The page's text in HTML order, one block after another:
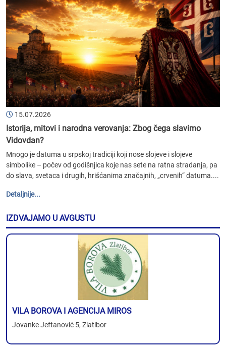
15.07.2026
Istorija, mitovi i narodna verovanja: Zbog čega slavimo
Vidovdan?
Mnogo je datuma u srpskoj tradiciji koji nose slojeve i slojeve
simbolike – počev od godišnjica koje nas sete na ratna stradanja, pa
do slava, svetaca i drugih, hrišćanima značajnih, „crvenih“ datuma....
Detaljnije...
IZDVAJAMO U AVGUSTU
VILA BOROVA I AGENCIJA MIROS
Jovanke Jeftanović 5, Zlatibor